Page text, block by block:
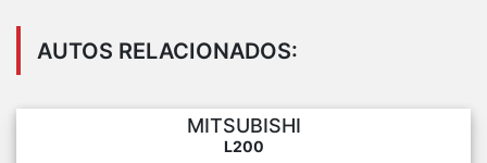
AUTOS RELACIONADOS:
MITSUBISHI
L200